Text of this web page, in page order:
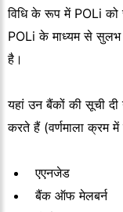
विधि के रूप में POLi
POLi के माध्यम से सुलभ
है।
यहां उन बैंकों की सूची दी
करते हैं (वर्णमाला क्रम में
एएनजेड
बैंक ऑफ मेलबर्न